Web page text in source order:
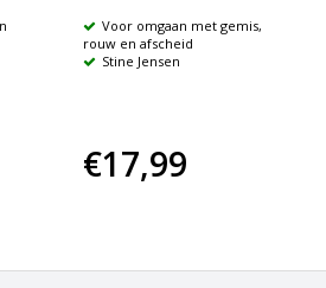
Voor omgaan met gemis,
rouw en afscheid
Stine Jensen
€17,99